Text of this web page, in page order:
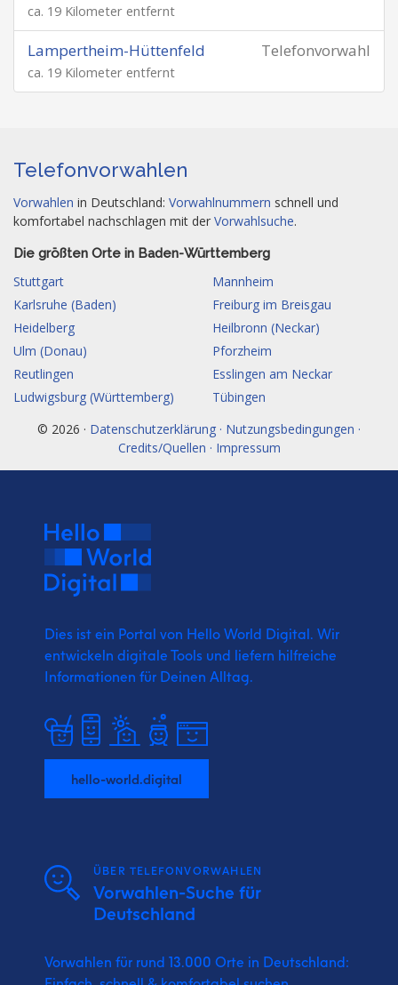
ca. 19 Kilometer entfernt
Telefonvorwahl
Lampertheim-Hüttenfeld
ca. 19 Kilometer entfernt
Telefonvorwahlen
Vorwahlen in Deutschland: Vorwahlnummern schnell und
komfortabel nachschlagen mit der Vorwahlsuche.
Die größten Orte in Baden-Württemberg
Stuttgart
Mannheim
Karlsruhe (Baden)
Freiburg im Breisgau
Heidelberg
Heilbronn (Neckar)
Ulm (Donau)
Pforzheim
Reutlingen
Esslingen am Neckar
Ludwigsburg (Württemberg)
Tübingen
© 2026 · Datenschutzerklärung · Nutzungsbedingungen ·
Credits/Quellen · Impressum
Dies ist ein Portal von Hello World Digital. Wir
entwickeln digitale Tools und liefern hilfreiche
Informationen für Deinen Alltag.
hello-world.digital
ÜBER TELEFONVORWAHLEN
Vorwahlen-Suche für
Deutschland
Vorwahlen für rund 13.000 Orte in Deutschland: